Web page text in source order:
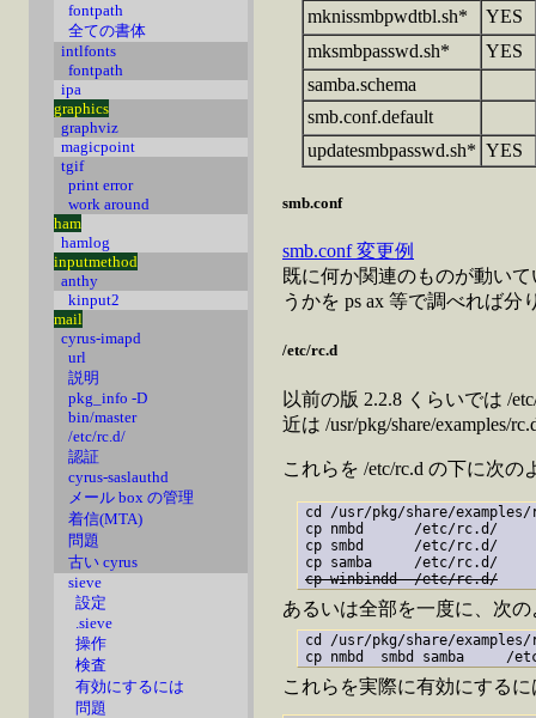
fontpath
全ての書体
intlfonts
fontpath
ipa
graphics
graphviz
magicpoint
tgif
print error
work around
ham
hamlog
inputmethod
anthy
kinput2
mail
cyrus-imapd
url
説明
pkg_info -D
bin/master
/etc/rc.d/
認証
cyrus-saslauthd
メール box の管理
着信(MTA)
問題
古い cyrus
sieve
設定
.sieve
操作
検査
有効にするには
問題
mknissmbpwdtbl.sh*
YES
mksmbpasswd.sh*
YES
samba.schema
smb.conf.default
updatesmbpasswd.sh* YES
smb.conf
smb.conf 変更例
既に何か関連のものが動いて
うかを ps ax 等で調べれば分
/etc/rc.d
以前の版 2.2.8 くらいでは /
近は /usr/pkg/share/examples/
これらを /etc/rc.d の下に次
cd /usr/pkg/share/
cp nmbd      /etc/rc.d/
cp smbd      /etc/rc.d/
cp winbindd  /etc/rc.d/
あるいは全部を一度に、次
cd /usr/pkg/share/
これらを実際に有効にする